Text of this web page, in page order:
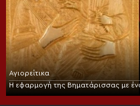
Αγιορείτικα
Η εφαρμογή της Βηματάρισσας με